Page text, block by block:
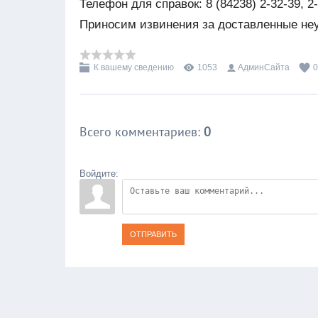
Телефон для справок: 8 (84238) 2-32-39,
Приносим извинения за доставленные
К вашему сведению 1053 АдминСайта
Всего комментариев: 0
Войдите:
ОТПРАВИТЬ